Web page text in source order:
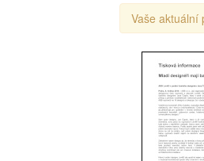
Vaše aktuální